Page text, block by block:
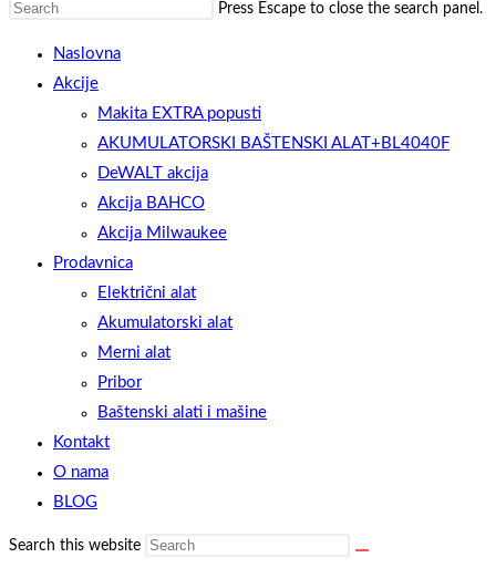
Press Escape to close the search panel.
Naslovna
Akcije
Makita EXTRA popusti
AKUMULATORSKI BAŠTENSKI ALAT+BL4040F
DeWALT akcija
Akcija BAHCO
Akcija Milwaukee
Prodavnica
Električni alat
Akumulatorski alat
Merni alat
Pribor
Baštenski alati i mašine
Kontakt
O nama
BLOG
Search this website